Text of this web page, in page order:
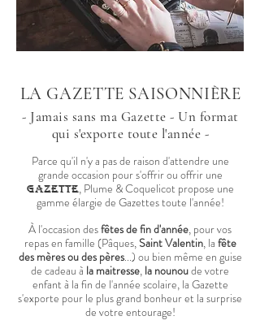
LA GAZETTE SAISONNIÈRE
- Jamais sans ma Gazette - Un format
qui s'exporte toute l'année -
Parce qu'il n'y a pas de raison d'attendre une
grande occasion pour s'offrir ou offrir une
Gazette, Plume & Coquelicot propose une
gamme élargie de Gazettes toute l'année!
À l'occasion desfêtes de fin d'année, pour vos
repas en famille (Pâques, Saint Valentin, la fête
des mères ou des pères...) ou bien même en guise
de cadeau à la maitresse, la nounoude votre
enfant à la fin de l'année scolaire, la Gazette
s'exporte pour le plus grand bonheur et la surprise
de votre entourage!